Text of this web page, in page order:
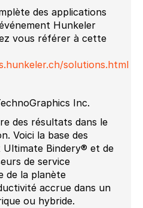
des applications
Hunkeler
vous référer à cette
solutions.html
Inc.
des résultats dans le
Voici la base des
Bindery® et de
de service
de la planète
accrue dans un
ou hybride.